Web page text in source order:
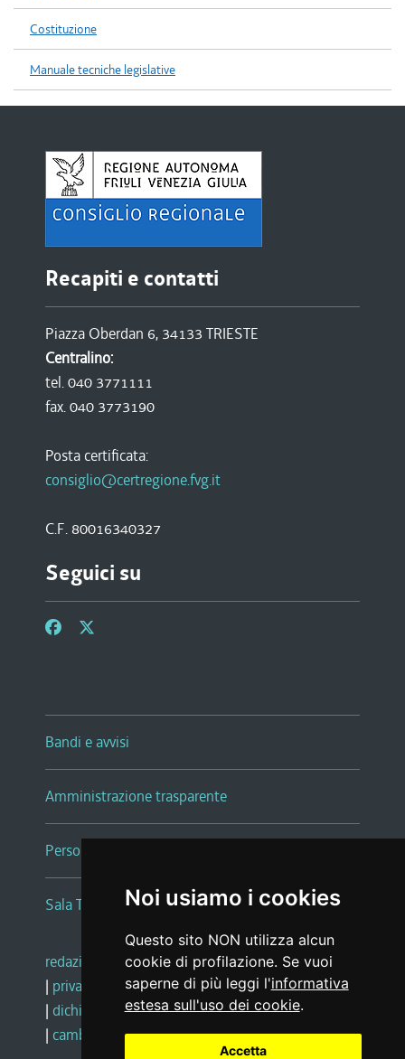
Noi usiamo i cookies
Questo sito NON utilizza alcun
cookie di profilazione. Se vuoi
saperne di più leggi l'informativa
estesa sull'uso dei cookie.
Accetta
Costituzione
Manuale tecniche legislative
Recapiti e contatti
Piazza Oberdan 6, 34133 TRIESTE
Centralino:
tel. 040 3771111
fax. 040 3773190
Posta certificata:
consiglio@certregione.fvg.it
C.F. 80016340327
Seguici su
Bandi e avvisi
Amministrazione trasparente
Persone e Uffici
Sala Tiziano Tessitori
redazione web |note legali |glossario
| privacy
social media policy
| dichiarazione di accessibilità |feedback
| cambio preferenze cookie